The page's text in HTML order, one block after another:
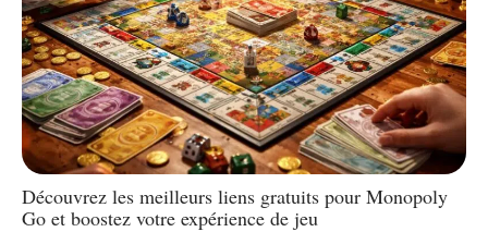
Découvrez les meilleurs liens gratuits pour Monopoly
Go et boostez votre expérience de jeu